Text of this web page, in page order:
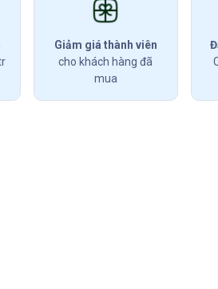
Giảm giá thành viên
cho khách hàng đã
mua